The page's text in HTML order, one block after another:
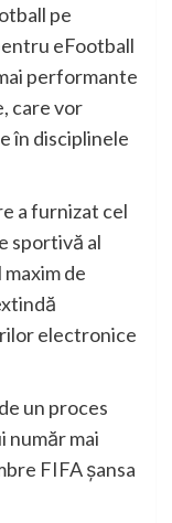
pe
eFootball
performante
care vor
în disciplinele
a furnizat cel
sportivă al
de
electronice
un proces
număr mai
FIFA șansa